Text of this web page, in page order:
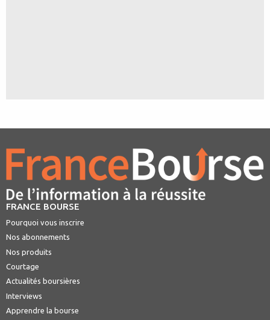
FRANCE BOURSE
Pourquoi vous inscrire
Nos abonnements
Nos produits
Courtage
Actualités boursières
Interviews
Apprendre la bourse